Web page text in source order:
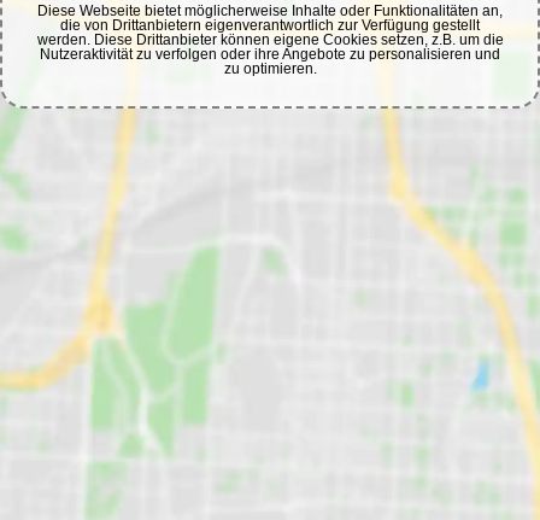
Diese Webseite bietet möglicherweise Inhalte oder Funktionalitäten an,
die von Drittanbietern eigenverantwortlich zur Verfügung gestellt
werden. Diese Drittanbieter können eigene Cookies setzen, z.B. um die
Nutzeraktivität zu verfolgen oder ihre Angebote zu personalisieren und
zu optimieren.